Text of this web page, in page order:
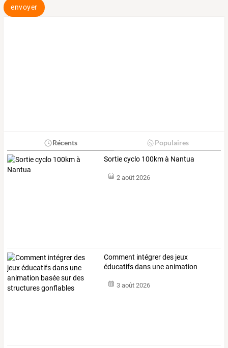
envoyer
Récents Populaires
Sortie cyclo 100km à Nantua
2 août 2026
Comment intégrerdes jeux
éducatifsdans uneanimation
3 août 2026